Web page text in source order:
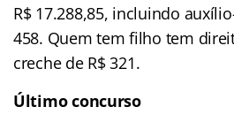
R$ 17.288,85, incluindo
458. Quem tem filho tem
creche de R$ 321.
Último concurso